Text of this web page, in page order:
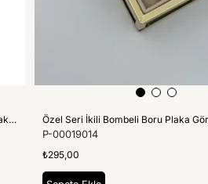
Özel Seri Plaka V Model Çoklu Görünüm Kıkırdak Küpe
Özel Seri İkili Bombeli Boru Plaka
P-00019014
₺295,00